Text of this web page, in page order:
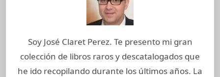
Soy José Claret Perez. Te presento mi gran
colección de libros raros y descatalogados que
he ido recopilando durante los últimos años. La